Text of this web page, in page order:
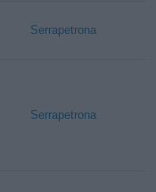
Serrapetrona
Serrapetrona